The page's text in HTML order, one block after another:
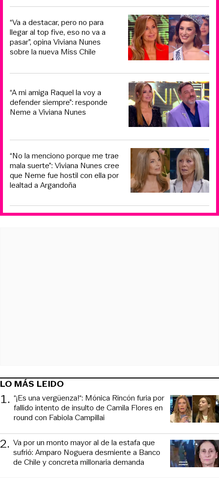
“Va a destacar, pero no para
llegar al top five, eso no va a
pasar”, opina Viviana Nunes
sobre la nueva Miss Chile
“A mi amiga Raquel la voy a
defender siempre”: responde
Neme a Viviana Nunes
“No la menciono porque me trae
mala suerte”: Viviana Nunes cree
que Neme fue hostil con ella por
lealtad a Argandoña
LO MÁS LEIDO
1. “¡Es una vergüenza!“: Mónica Rincón furia por
fallido intento de insulto de Camila Flores en
round con Fabiola Campillai
2. Va por un monto mayor al de la estafa que
sufrió: Amparo Noguera desmiente a Banco
de Chile y concreta millonaria demanda